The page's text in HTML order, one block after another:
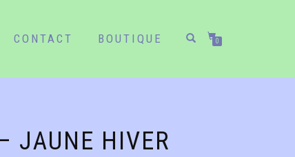
CONTACT BOUTIQUE 0
JAUNE HIVER